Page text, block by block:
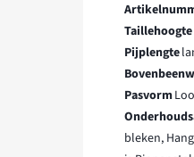
Taillehoogte
Pijplengte
Pasvorm
bleken,